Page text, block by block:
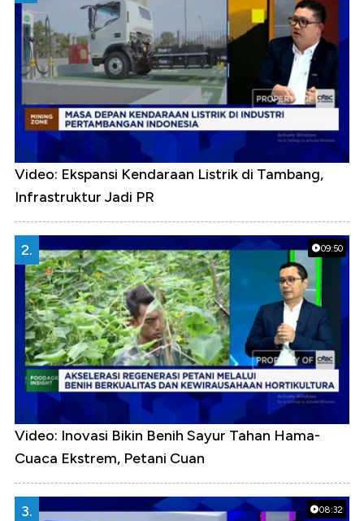
Video: Ekspansi Kendaraan Listrik di Tambang,
Infrastruktur Jadi PR
09:50
2.
Video: Inovasi Bikin Benih Sayur Tahan Hama-
Cuaca Ekstrem, Petani Cuan
08:32
3.